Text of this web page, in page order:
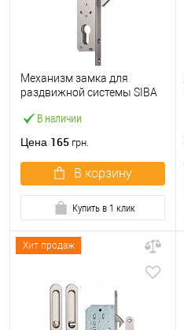
В наличии
Механизм замка для
раздвижной системы SIBA
полированный хром
Цена 165 грн.
В корзину
Купить в 1 клик
Хит продаж